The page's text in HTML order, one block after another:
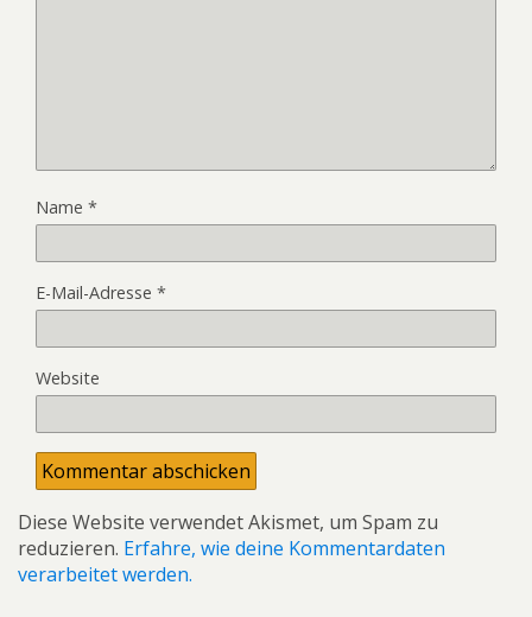
Name *
E-Mail-Adresse *
Website
Diese Website verwendet Akismet, um Spam zu
reduzieren. Erfahre, wie deine Kommentardaten
verarbeitet werden.